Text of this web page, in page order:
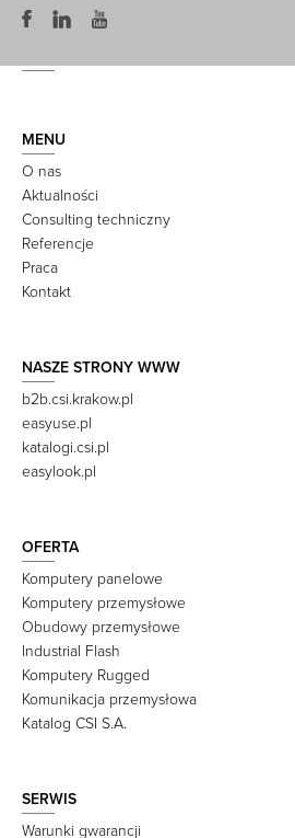
MENU
O nas
Aktualności
Consulting techniczny
Referencje
Praca
Kontakt
NASZE STRONY WWW
b2b.csi.krakow.pl
easyuse.pl
katalogi.csi.pl
easylook.pl
OFERTA
Komputery panelowe
Komputery przemysłowe
Obudowy przemysłowe
Industrial Flash
Komputery Rugged
Komunikacja przemysłowa
Katalog CSI S.A.
SERWIS
Warunki gwarancji